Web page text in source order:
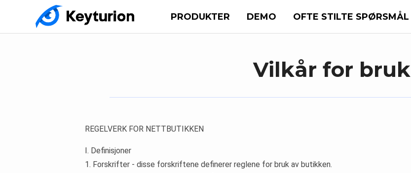
PRODUKTER DEMO OFTE STILTE SPØRSMÅL
Vilkår for bruk
REGELVERK FOR NETTBUTIKKEN
I. Definisjoner
1. Forskrifter - disse forskriftene definerer reglene for bruk av butikken.